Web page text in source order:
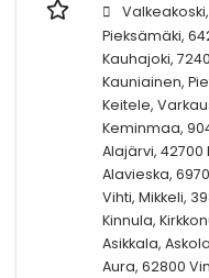
Pieksämäki,
Kauhajoki,
Kauniainen,
Keitele,
Keminmaa,
Alajärvi, 42700
Alavieska,
Vihti, Mikkeli,
Kinnula,
Asikkala,
Aura, 62800